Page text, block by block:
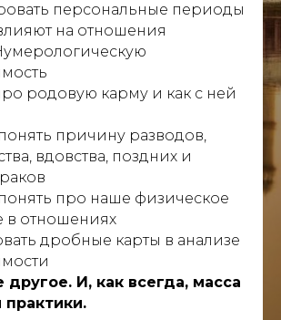
персональные периоды
на отношения
родовую карму и как с ней
причину разводов,
вдовства, поздних и
про наше физическое
в отношениях
дробные карты в анализе
другое. И, как всегда, масса
практики.